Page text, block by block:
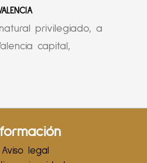
privilegiado, a
capital,
Aviso legal